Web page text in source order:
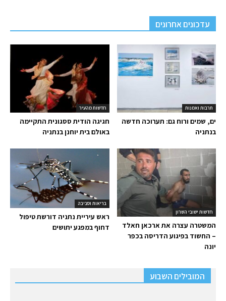
עדכונים אחרונים
חדשות מהעיר
חגיגה הודית ססגונית התקיימה
באולם בית יוחנן בנתניה
תרבות ואמנות
ים, שמים ורוח גם: תערוכה חדשה
בנתניה
בריאות וסביבה
ראש עיריית נתניה דורשת טיפול
דחוף במפגע יתושים
חדשות ישובי השרון
המשטרה עצרה את ארכאן חאלד
– החשוד בפיגוע הדריסה בכפר
יונה
המובילים השבוע